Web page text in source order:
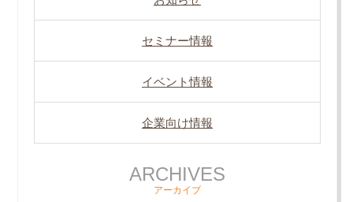
セミナー情報
イベント情報
企業向け情報
ARCHIVES
アーカイブ